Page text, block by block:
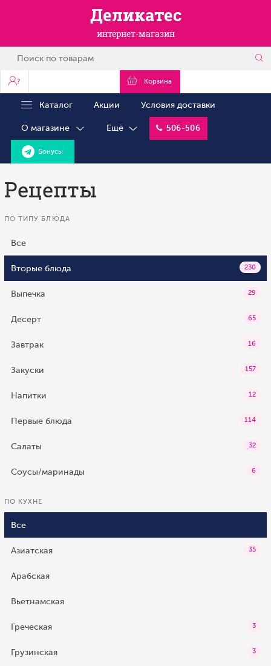
Деликатес
интернет-магазин
? Корзина
Каталог Акции Условия доставки
О магазине Ещё 506-506
Бонусы
Рецепты
ПО ТИПУ БЛЮДА
Все
Вторые блюда 230
Выпечка 29
Десерт 65
Завтрак 16
Закуски 157
Напитки 12
Первые блюда 114
Салаты 32
Соусы/маринады 6
ПО КУХНЕ
Все
Азиатская 35
Арабская
Вьетнамская
Греческая 3
Грузинская 3